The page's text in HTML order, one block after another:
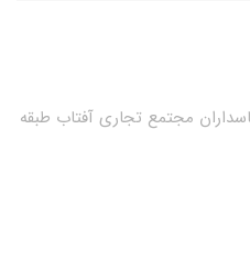
مجتمع تجاری آفتاب طبقه